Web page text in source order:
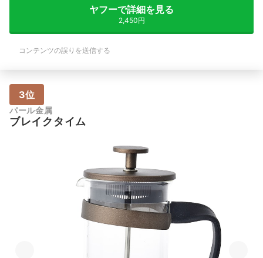
ヤフーで詳細を見る
2,450円
コンテンツの誤りを送信する
3位
パール金属
ブレイクタイム